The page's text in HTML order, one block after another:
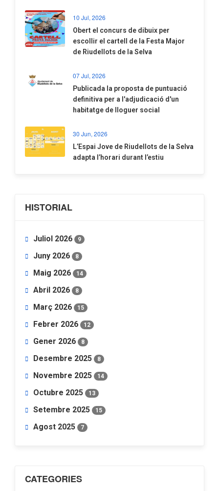
10 Jul, 2026
​Obert el concurs de dibuix per
escollir el cartell de la Festa Major
de Riudellots de la Selva
07 Jul, 2026
​Publicada la proposta de puntuació
definitiva per a l'adjudicació d'un
habitatge de lloguer social
30 Jun, 2026
​L’Espai Jove de Riudellots de la Selva
adapta l’horari durant l’estiu
HISTORIAL
Juliol 2026 9
Juny 2026 8
Maig 2026 14
Abril 2026 8
Març 2026 15
Febrer 2026 12
Gener 2026 8
Desembre 2025 8
Novembre 2025 14
Octubre 2025 13
Setembre 2025 15
Agost 2025 7
CATEGORIES